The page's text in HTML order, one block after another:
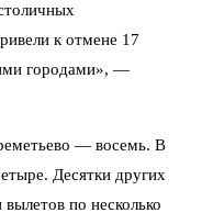
к отмене 17
городами», —
— восемь. В
Десятки других
по несколько